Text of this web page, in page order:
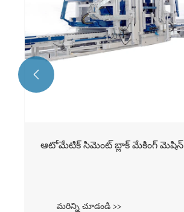
ఆటోమేటిక్ సిమెంట్ బ్లాక్ మేకింగ్ మెషిన్
మరిన్ని చూడండి >>
